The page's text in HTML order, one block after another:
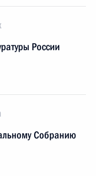
России
Собранию